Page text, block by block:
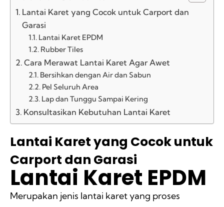
Lantai Karet yang Cocok untuk Carport dan
Garasi
Lantai Karet EPDM
Rubber Tiles
Cara Merawat Lantai Karet Agar Awet
Bersihkan dengan Air dan Sabun
Pel Seluruh Area
Lap dan Tunggu Sampai Kering
Konsultasikan Kebutuhan Lantai Karet
Lantai Karet yang Cocok untuk
Carport dan Garasi
Lantai Karet EPDM
Merupakan jenis lantai karet yang proses